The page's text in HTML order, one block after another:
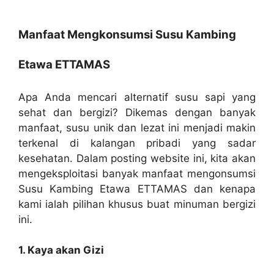
Manfaat Mengkonsumsi Susu Kambing
Etawa ETTAMAS
Apa Anda mencari alternatif susu sapi yang
sehat dan bergizi? Dikemas dengan banyak
manfaat, susu unik dan lezat ini menjadi makin
terkenal di kalangan pribadi yang sadar
kesehatan. Dalam posting website ini, kita akan
mengeksploitasi banyak manfaat mengonsumsi
Susu Kambing Etawa ETTAMAS dan kenapa
kami ialah pilihan khusus buat minuman bergizi
ini.
1. Kaya akan Gizi